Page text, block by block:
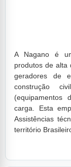
A Nagano é
produtos de alta
geradores de
construção
(equipamentos
carga. Esta
Assistências
território Brasileiro